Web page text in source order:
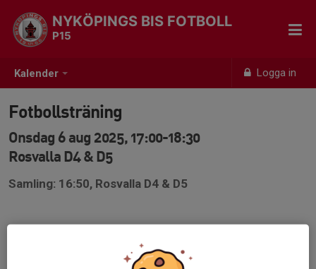
Kalender Logga in
NYKÖPINGS BIS FOTBOLL
P15
Fotbollsträning
Onsdag 6 aug 2025, 17:00-18:30
Rosvalla D4 & D5
Samling: 16:50, Rosvalla D4 & D5